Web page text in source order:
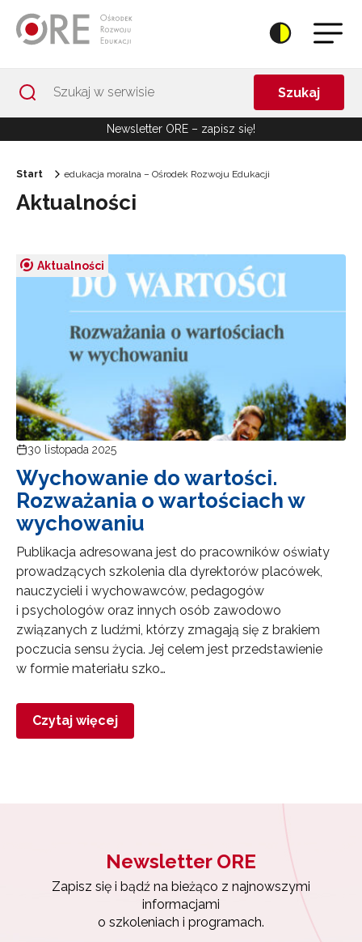
Szukaj
Newsletter ORE – zapisz się!
Start edukacja moralna – Ośrodek Rozwoju Edukacji
Aktualności
Aktualności
30 listopada 2025
Wychowanie do wartości.
Rozważania o wartościach w
wychowaniu
Publikacja adresowana jest do pracowników oświaty
prowadzących szkolenia dla dyrektorów placówek,
nauczycieli i wychowawców, pedagogów
i psychologów oraz innych osób zawodowo
związanych z ludźmi, którzy zmagają się z brakiem
poczucia sensu życia. Jej celem jest przedstawienie
w formie materiału szko…
Czytaj więcej
Newsletter ORE
Zapisz się i bądź na bieżąco z najnowszymi
informacjami
o szkoleniach i programach.